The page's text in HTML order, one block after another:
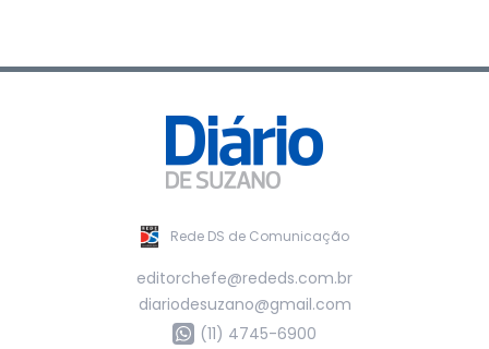
Rede DS de Comunicação
editorchefe@rededs.com.br
diariodesuzano@gmail.com
(11) 4745-6900